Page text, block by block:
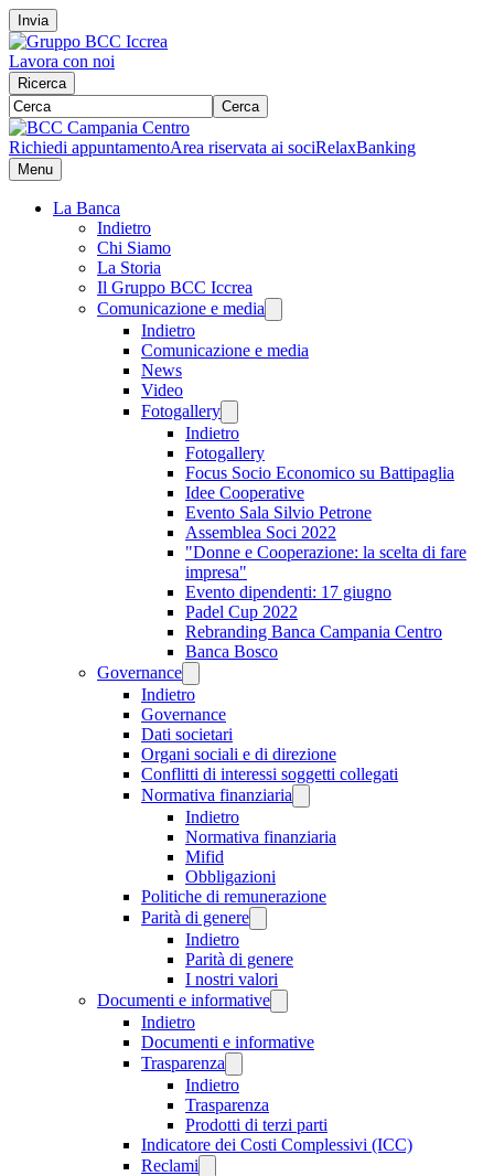
Invia
Lavora con noi
Ricerca
Cerca
Richiedi appuntamentoArea riservata ai sociRelaxBanking
Menu
La Banca
Indietro
Chi Siamo
La Storia
Il Gruppo BCC Iccrea
Comunicazione e media
Indietro
Comunicazione e media
News
Video
Fotogallery
Indietro
Fotogallery
Focus Socio Economico su Battipaglia
Idee Cooperative
Evento Sala Silvio Petrone
Assemblea Soci 2022
"Donne e Cooperazione: la scelta di fare
impresa"
Evento dipendenti: 17 giugno
Padel Cup 2022
Rebranding Banca Campania Centro
Banca Bosco
Governance
Indietro
Governance
Dati societari
Organi sociali e di direzione
Conflitti di interessi soggetti collegati
Normativa finanziaria
Indietro
Normativa finanziaria
Mifid
Obbligazioni
Politiche di remunerazione
Parità di genere
Indietro
Parità di genere
I nostri valori
Documenti e informative
Indietro
Documenti e informative
Trasparenza
Indietro
Trasparenza
Prodotti di terzi parti
Indicatore dei Costi Complessivi (ICC)
Reclami